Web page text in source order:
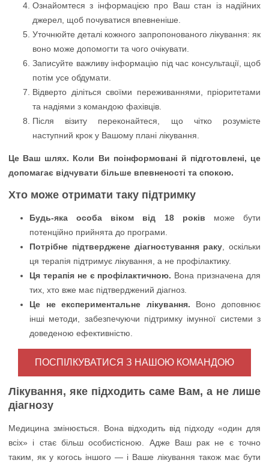
Ознайомтеся з інформацією про Ваш стан із надійних
джерел, щоб почуватися впевненіше.
Уточнюйте деталі кожного запропонованого лікування: як
воно може допомогти та чого очікувати.
Записуйте важливу інформацію під час консультації, щоб
потім усе обдумати.
Відверто діліться своїми переживаннями, пріоритетами
та надіями з командою фахівців.
Після візиту переконайтеся, що чітко розумієте
наступний крок у Вашому плані лікування.
Це Ваш шлях. Коли Ви поінформовані й підготовлені, це
допомагає відчувати більше впевненості та спокою.
Хто може отримати таку підтримку
Будь-яка особа віком від 18 років може бути
потенційно прийнята до програми.
Потрібне підтверджене діагностування раку , оскільки
ця терапія підтримує лікування, а не профілактику.
Ця терапія не є профілактичною. Вона призначена для
тих, хто вже має підтверджений діагноз.
Це не експериментальне лікування. Воно доповнює
інші методи, забезпечуючи підтримку імунної системи з
доведеною ефективністю.
ПОСПІЛКУВАТИСЯ З НАШОЮ КОМАНДОЮ
Лікування, яке підходить саме Вам, а не лише
діагнозу
Медицина змінюється. Вона відходить від підходу «один для
всіх» і стає більш особистісною. Адже Ваш рак не є точно
таким, як у когось іншого — і Ваше лікування також має бути